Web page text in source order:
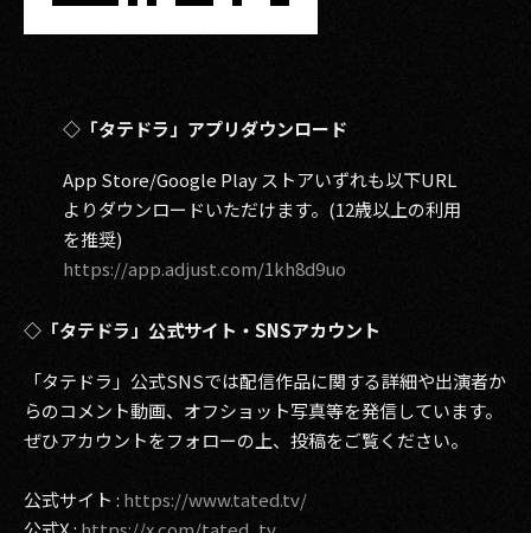
◇「タテドラ」アプリダウンロード
App Store/Google Play ストアいずれも以下URL
よりダウンロードいただけます。(12歳以上の利用
を推奨)
https://app.adjust.com/1kh8d9uo
◇「タテドラ」公式サイト・SNSアカウント
「タテドラ」公式SNSでは配信作品に関する詳細や出演者か
らのコメント動画、オフショット写真等を発信しています。
ぜひアカウントをフォローの上、投稿をご覧ください。
公式サイト : https://www.tated.tv/